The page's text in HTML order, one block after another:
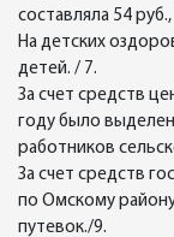
составляла 54
На детских
детей. / 7.
За счет средств
году было
работников
За счет средств
по Омскому
путевок./9.